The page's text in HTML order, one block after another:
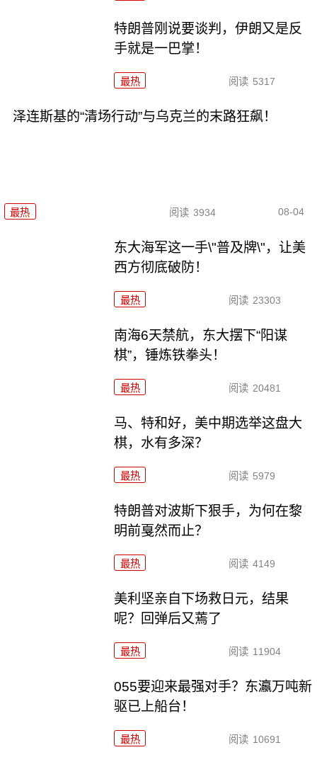
特朗普刚说要谈判，伊朗又是反
手就是一巴掌！
最热 阅读 5317
泽连斯基的“清场行动”与乌克兰的末路狂飙！
最热 阅读 3934 08-04
东大海军这一手\"普及牌\"，让美
西方彻底破防！
最热 阅读 23303
南海6天禁航，东大摆下“阳谋
棋”，锤炼铁拳头！
最热 阅读 20481
马、特和好，美中期选举这盘大
棋，水有多深？
最热 阅读 5979
特朗普对波斯下狠手，为何在黎
明前戛然而止？
最热 阅读 4149
美利坚亲自下场救日元，结果
呢？回弹后又蔫了
最热 阅读 11904
055要迎来最强对手？东瀛万吨新
驱已上船台！
最热 阅读 10691